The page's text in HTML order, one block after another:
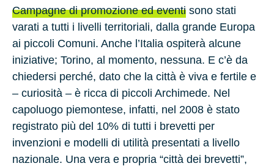
Campagne di promozione ed eventi sono stati
varati a tutti i livelli territoriali, dalla grande Europa
ai piccoli Comuni. Anche l’Italia ospiterà alcune
iniziative; Torino, al momento, nessuna. E c’è da
chiedersi perché, dato che la città è viva e fertile e
– curiosità – è ricca di piccoli Archimede. Nel
capoluogo piemontese, infatti, nel 2008 è stato
registrato più del 10% di tutti i brevetti per
invenzioni e modelli di utilità presentati a livello
nazionale. Una vera e propria “città dei brevetti”,